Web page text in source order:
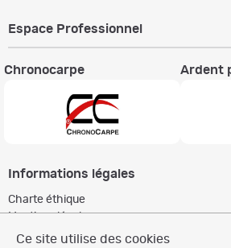
Ce site utilise des cookies
Espace Professionnel
Chronocarpe Ardent
Informations légales
Charte éthique
Mentions légales
Règlement & Conditions d'utilisation